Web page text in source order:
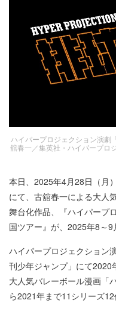
ハイパープロジェクション
舘春一／集英社・ハイパープロ
本日、2025年4月28日（月
にて、古舘春一による大人
舞台化作品、『ハイパープ
国ツアー』が、2025年8～9
ハイパープロジェクション
刊少年ジャンプ」にて2020
大人気バレーボール漫画「
ら2021年まで11シリーズ12